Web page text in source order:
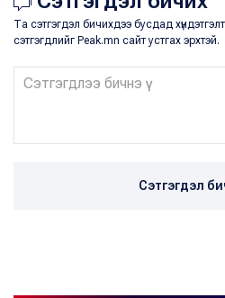
Та сэтгэгдэл бичихдээ бусдад
сэтгэгдлийг Peak.mn сайт устгах эрхтэй.
Сэтгэгдэл